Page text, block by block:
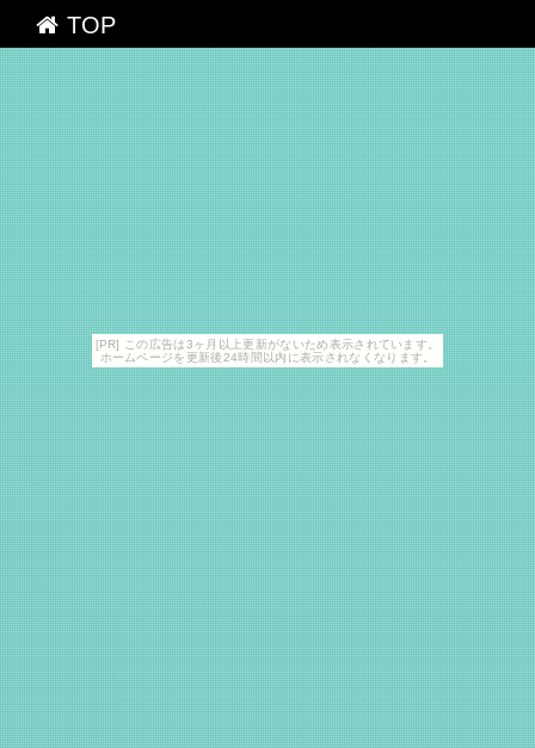
[PR] この広告は3ヶ月以上更新がないため表示されています。
ホームページを更新後24時間以内に表示されなくなります。
TOP